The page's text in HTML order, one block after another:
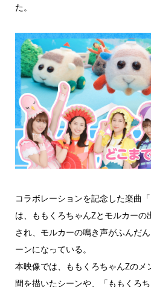
た。
コラボレーションを記念した楽曲
は、ももくろちゃんZとモルカー
され、モルカーの鳴き声がふんだ
ーンになっている。
本映像では、ももくろちゃんZの
間を描いたシーンや、「ももくろ